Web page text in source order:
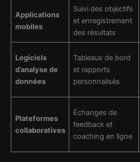
Applications
mobiles
Suivi des objectifs
et enregistrement
des résultats
Logiciels
d’analyse de
données
Tableaux de bord
et rapports
personnalisés
Plateformes
collaboratives
Échanges de
feedback et
coaching en ligne